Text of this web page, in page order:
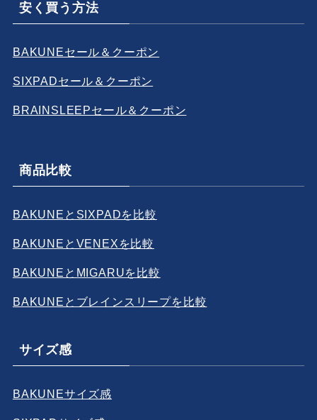
安く買う方法
BAKUNEセール＆クーポン
SIXPADセール＆クーポン
BRAINSLEEPセール＆クーポン
商品比較
BAKUNEとSIXPADを比較
BAKUNEとVENEXを比較
BAKUNEとMIGARUを比較
BAKUNEとブレインスリープを比較
サイズ感
BAKUNEサイズ感